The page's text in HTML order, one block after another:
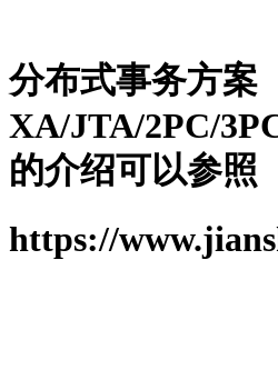
分布式事务方案
XA/JTA/2PC/
的介绍可以参照
https://